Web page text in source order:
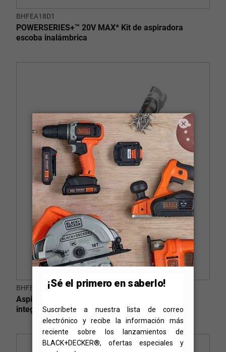
BHFEA18D1
POWERSERIES+™ 20V MAX* Kit de aspiradora
escoba inalámbrica
BHFEA520J
Aspiradora escoba 2 en 1 de 18 V con batería
integral de 2 Ah
×